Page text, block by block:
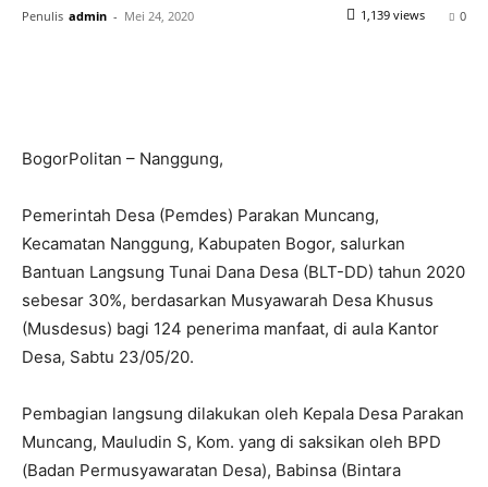
Penulis admin - Mei 24, 2020 0
1,139 views
BogorPolitan – Nanggung,
Pemerintah Desa (Pemdes) Parakan Muncang,
Kecamatan Nanggung, Kabupaten Bogor, salurkan
Bantuan Langsung Tunai Dana Desa (BLT-DD) tahun 2020
sebesar 30%, berdasarkan Musyawarah Desa Khusus
(Musdesus) bagi 124 penerima manfaat, di aula Kantor
Desa, Sabtu 23/05/20.
Pembagian langsung dilakukan oleh Kepala Desa Parakan
Muncang, Mauludin S, Kom. yang di saksikan oleh BPD
(Badan Permusyawaratan Desa), Babinsa (Bintara